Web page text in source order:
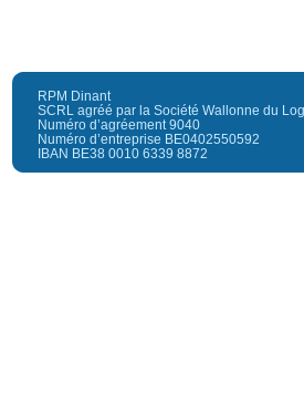
RPM Dinant
SCRL agréé par la Société Wallonne du
Numéro d’agréement 9040
Numéro d’entreprise BE0402550592
IBAN BE38 0010 6339 8872